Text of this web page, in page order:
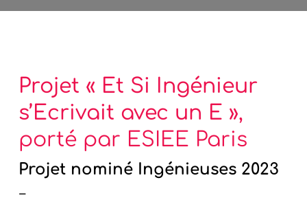
Projet « Et Si Ingénieur
s’Ecrivait avec un E »,
porté par ESIEE Paris
Projet nominé Ingénieuses 2023
–